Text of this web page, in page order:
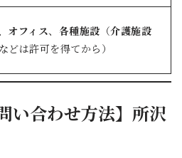
オフィス、 各種施設 （介護施設
どは許可を得てから）
い合わせ方法】所沢